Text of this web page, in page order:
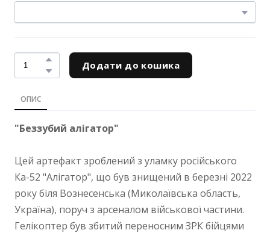
Додати до кошика
ОПИС
"Беззубий алігатор"
Цей артефакт зроблений з уламку російського
Ка-52 "Алігатор", що був знищений в березні 2022
року біля Вознесенська (Миколаївська область,
Україна), поруч з арсеналом військової частини.
Гелікоптер був збитий переносним ЗРК бійцями